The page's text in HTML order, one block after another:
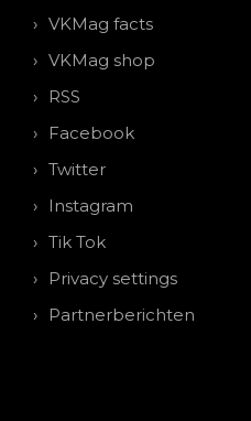
VKMag facts
VKMag shop
RSS
Facebook
Twitter
Instagram
Tik Tok
Privacy settings
Partnerberichten